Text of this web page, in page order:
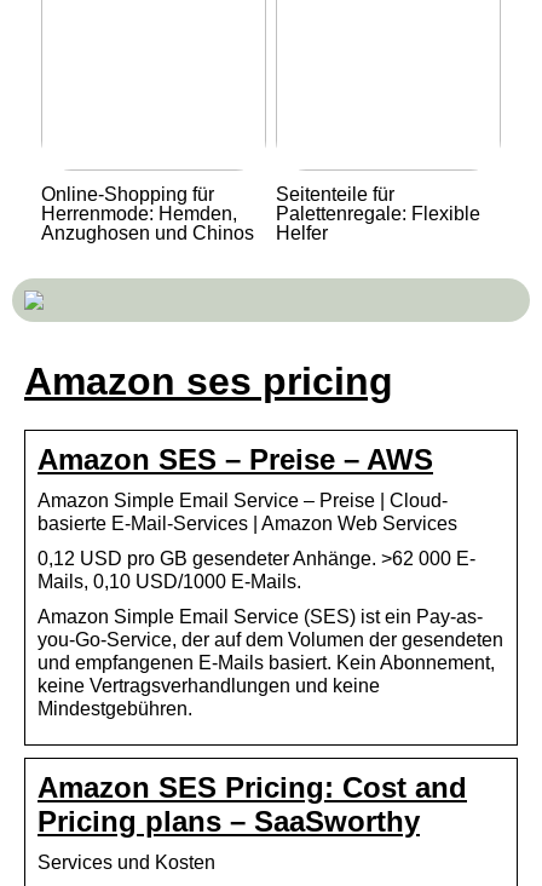
Online-Shopping für
Herrenmode: Hemden,
Anzughosen und Chinos
Seitenteile für
Palettenregale: Flexible
Helfer
Amazon ses pricing
Amazon SES – Preise – AWS
Amazon Simple Email Service – Preise | Cloud-
basierte E-Mail-Services | Amazon Web Services
0,12 USD pro GB gesendeter Anhänge. >62 000 E-
Mails, 0,10 USD/1000 E-Mails.
Amazon Simple Email Service (SES) ist ein Pay-as-
you-Go-Service, der auf dem Volumen der gesendeten
und empfangenen E-Mails basiert. Kein Abonnement,
keine Vertragsverhandlungen und keine
Mindestgebühren.
Amazon SES Pricing: Cost and
Pricing plans – SaaSworthy
Services und Kosten